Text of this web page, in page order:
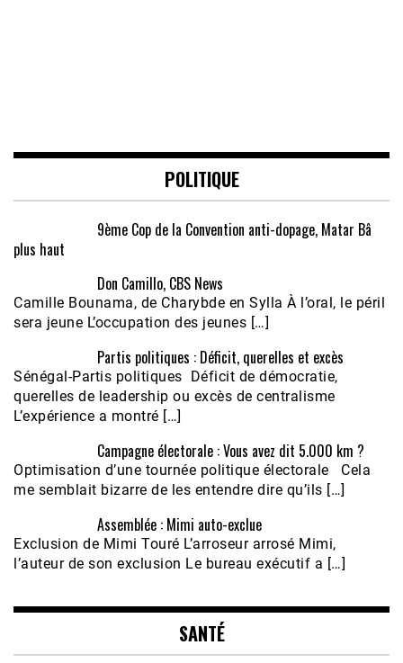
POLITIQUE
9ème Cop de la Convention anti-dopage, Matar Bâ
plus haut
Don Camillo, CBS News
Camille Bounama, de Charybde en Sylla À l’oral, le péril
sera jeune L’occupation des jeunes […]
Partis politiques : Déficit, querelles et excès
Sénégal-Partis politiques Déficit de démocratie,
querelles de leadership ou excès de centralisme
L’expérience a montré […]
Campagne électorale : Vous avez dit 5.000 km ?
Optimisation d’une tournée politique électorale Cela
me semblait bizarre de les entendre dire qu’ils […]
Assemblée : Mimi auto-exclue
Exclusion de Mimi Touré L’arroseur arrosé Mimi,
l’auteur de son exclusion Le bureau exécutif a […]
SANTÉ